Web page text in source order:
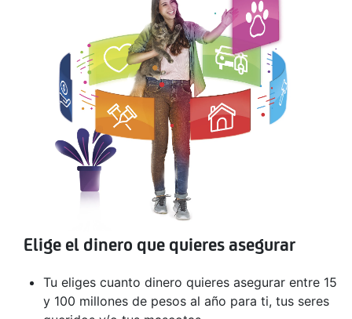
Elige el dinero que quieres asegurar
Tu eliges cuanto dinero quieres asegurar entre 15
y 100 millones de pesos al año para ti, tus seres